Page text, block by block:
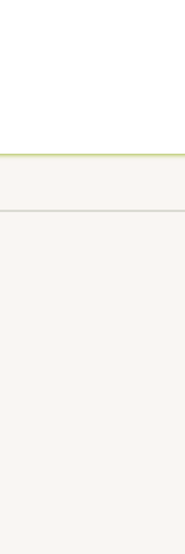
Madrid